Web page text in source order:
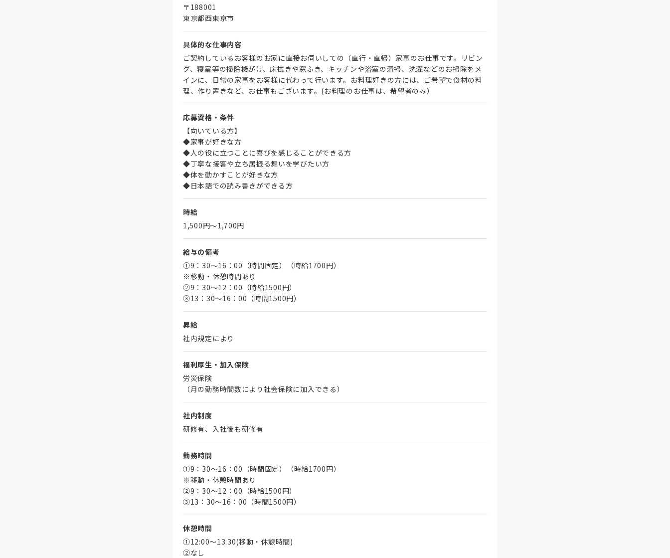
〒188001
東京都西東京市
具体的な仕事内容
ご契約しているお客様のお家に直接お伺いしての（直行・直帰）家事のお仕事です。リビン
グ、寝室等の掃除機がけ、床拭きや窓ふき、キッチンや浴室の清掃、洗濯などのお掃除をメ
インに、日常の家事をお客様に代わって行います。お料理好きの方には、ご希望で食材の料
理、作り置きなど、お仕事もございます。(お料理のお仕事は、希望者のみ）
応募資格・条件
【向いている方】
◆家事が好きな方
◆人の役に立つことに喜びを感じることができる方
◆丁寧な接客や立ち居振る舞いを学びたい方
◆体を動かすことが好きな方
◆日本語での読み書きができる方
時給
1,500円〜1,700円
給与の備考
①9：30～16：00（時間固定）（時給1700円）
※移動・休憩時間あり
➁9：30～12：00（時給1500円）
③13：30～16：00（時間1500円）
昇給
社内規定により
福利厚生・加入保険
労災保険
（月の勤務時間数により社会保険に加入できる）
社内制度
研修有、入社後も研修有
勤務時間
①9：30～16：00（時間固定）（時給1700円）
※移動・休憩時間あり
➁9：30～12：00（時給1500円）
③13：30～16：00（時間1500円）
休憩時間
①12:00～13:30(移動・休憩時間)
➁なし